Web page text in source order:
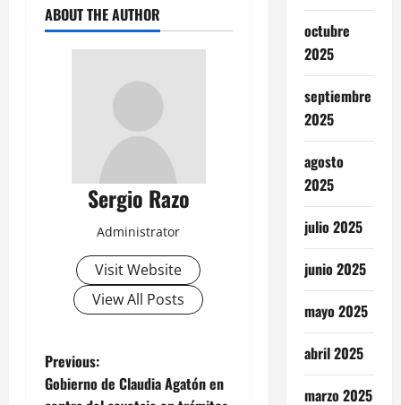
ABOUT THE AUTHOR
Sergio Razo
Administrator
Visit Website
View All Posts
P
Previous:
Gobierno de Claudia Agatón en
octubre
2025
septiembre
2025
agosto
2025
julio 2025
junio 2025
mayo 2025
abril 2025
marzo 2025